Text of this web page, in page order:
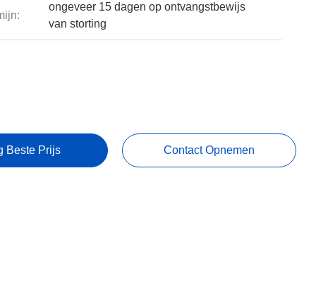
ongeveer 15 dagen op ontvangstbewijs
van storting
Beste Prijs Contact Opnemen